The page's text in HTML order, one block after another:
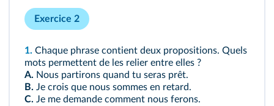
Exercice 2
1. Chaque phrase contient deux propositions. Quels
mots permettent de les relier entre elles ?
A. Nous partirons quand tu seras prêt.
B. Je crois que nous sommes en retard.
C. Je me demande comment nous ferons.